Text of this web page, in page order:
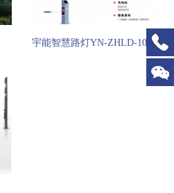
宇能智慧路灯YN-ZHLD-1002